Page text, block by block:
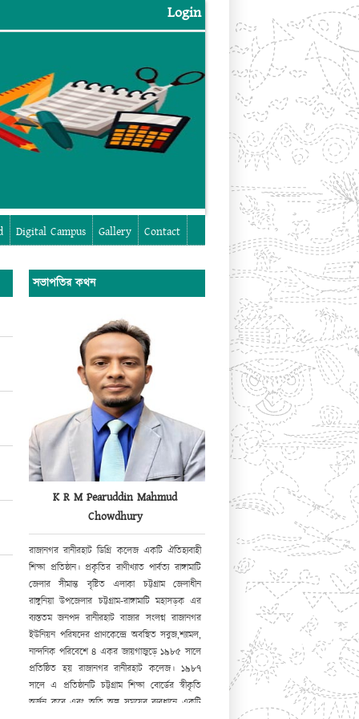
Login
Digital Campus Gallery Contact
সভাপতির কথন
K R M Pearuddin Mahmud
Chowdhury
রাজানগর রানীরহাট ডিগ্রি কলেজ একটি ঐতিহ্যবাহী
শিক্ষা প্রতিষ্ঠান। প্রকৃতির রাণীখ্যাত পার্বত্য রাঙ্গামাটি
জেলার সীমান্ত বৃষ্টিত এলাকা চট্টগ্রাম জেলাধীন
রাঙ্গুনিয়া উপজেলার চট্টগ্রাম-রাঙ্গামাটি মহাসড়ক এর
ব্যস্ততম জনপদ রানীরহাট বাজার সংলগ্ন রাজানগর
ইউনিয়ন পরিষদের প্রাণকেন্দ্রে অবস্থিত সবুজ,শ্যামল,
নান্দনিক পরিবেশে ৪ একর জায়গাজুড়ে ১৯৮৫ সালে
প্রতিষ্ঠিত হয় রাজানগর রানীরহাট কলেজ। ১৯৮৭
সালে এ প্রতিষ্ঠানটি চট্টগ্রাম শিক্ষা বোর্ডের স্বীকৃতি
অর্জন করে এবং অতি অল্প সময়ের ব্যবধানে একটি